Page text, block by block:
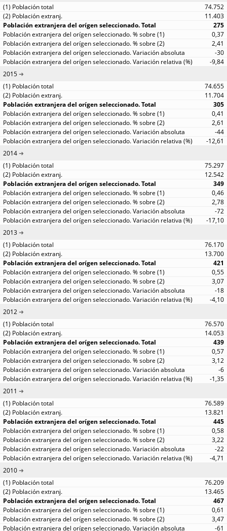
74.752
11.403
275
0,37
2,41
-30
-9,84
2015
74.655
11.704
305
0,41
2,61
-44
-12,61
2014
75.297
12.542
349
0,46
2,78
-72
-17,10
2013
76.170
13.700
421
0,55
3,07
-18
-4,10
2012
76.570
14.053
439
0,57
3,12
-6
-1,35
2011
76.589
13.821
445
0,58
3,22
-22
-4,71
2010
76.209
13.465
467
0,61
3,47
-61